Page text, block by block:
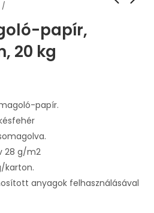
papír,
20 kg
papír.
28 g/m2
karton.
anyagok felhasználásával